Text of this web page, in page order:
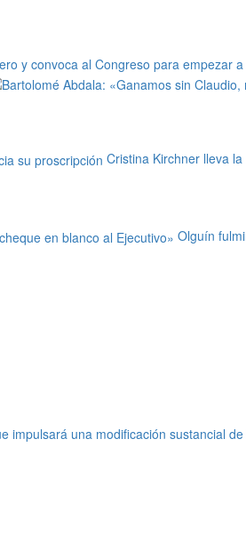
Cristina Kirchner lleva
Olguín
impulsará una modificación sustancial